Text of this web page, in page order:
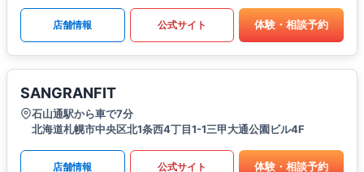
店舗情報 公式サイト 体験・相談予約
SANGRANFIT
石山通駅から車で7分
北海道札幌市中央区北1条西4丁目1-1三甲大通公園ビル4F
店舗情報 公式サイト 体験・相談予約